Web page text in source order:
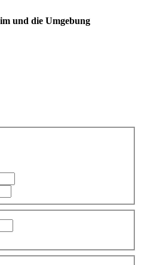
und die Umgebung